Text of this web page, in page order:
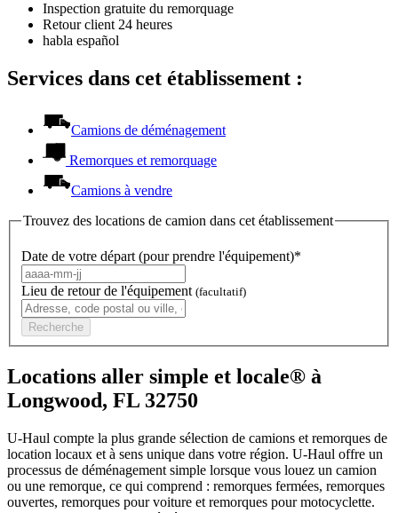
Inspection gratuite du remorquage
Retour client 24 heures
habla español
Services dans cet établissement :
Camions de déménagement
Remorques et remorquage
Camions à vendre
Trouvez des locations de camion dans cet établissement
Date de votre départ (pour prendre l'équipement)*
Lieu de retour de l'équipement (facultatif)
Recherche
Locations aller simple et locale® à
Longwood, FL 32750
U-Haul compte la plus grande sélection de camions et remorques de
location locaux et à sens unique dans votre région. U-Haul offre un
processus de déménagement simple lorsque vous louez un camion
ou une remorque, ce qui comprend : remorques fermées, remorques
ouvertes, remorques pour voiture et remorques pour motocyclette.